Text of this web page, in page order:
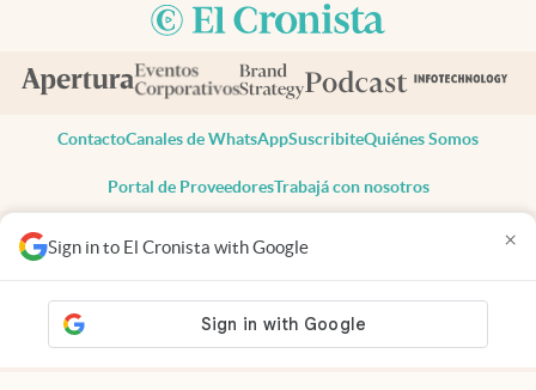
Sign in to El Cronista with Google ×
ContactoCanales de WhatsAppSuscribiteQuiénes Somos
Portal de ProveedoresTrabajá con nosotros
Todos los derechos reservados
Privacidad
Consentimiento
Tel:+54 11 7078-3270